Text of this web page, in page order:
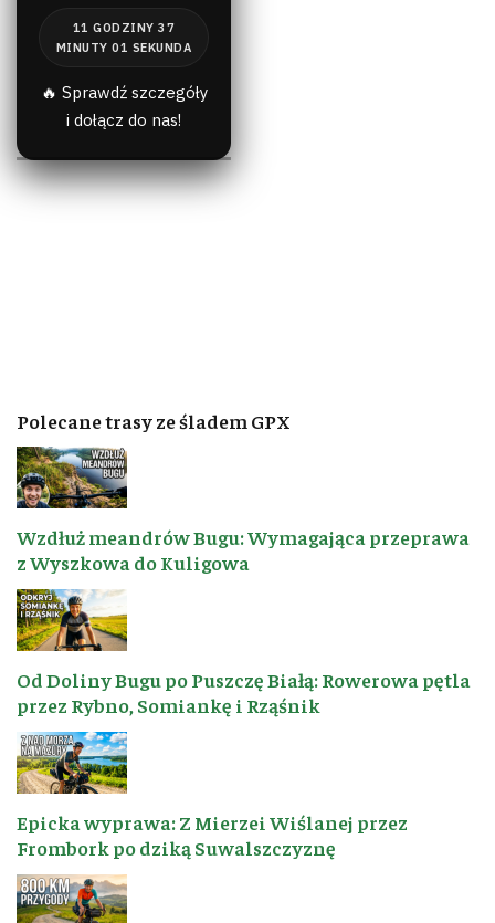
🔥 Sprawdź szczegóły
i dołącz do nas!
Polecane trasy ze śladem GPX
Wzdłuż meandrów Bugu: Wymagająca przeprawa
z Wyszkowa do Kuligowa
Od Doliny Bugu po Puszczę Białą: Rowerowa pętla
przez Rybno, Somiankę i Rząśnik
Epicka wyprawa: Z Mierzei Wiślanej przez
Frombork po dziką Suwalszczyznę